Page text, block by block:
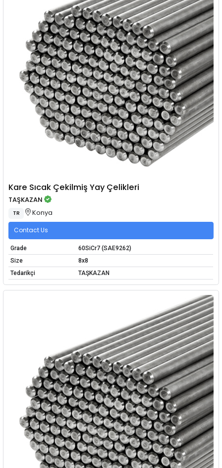
Kare Sıcak Çekilmiş Yay Çelikleri
TAŞKAZAN
TR Konya
Contact Us
Grade
60SiCr7 (SAE9262)
Size
8x8
Tedarikçi
TAŞKAZAN